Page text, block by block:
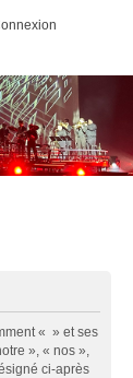
« » et ses
», « nos »,
ci-après